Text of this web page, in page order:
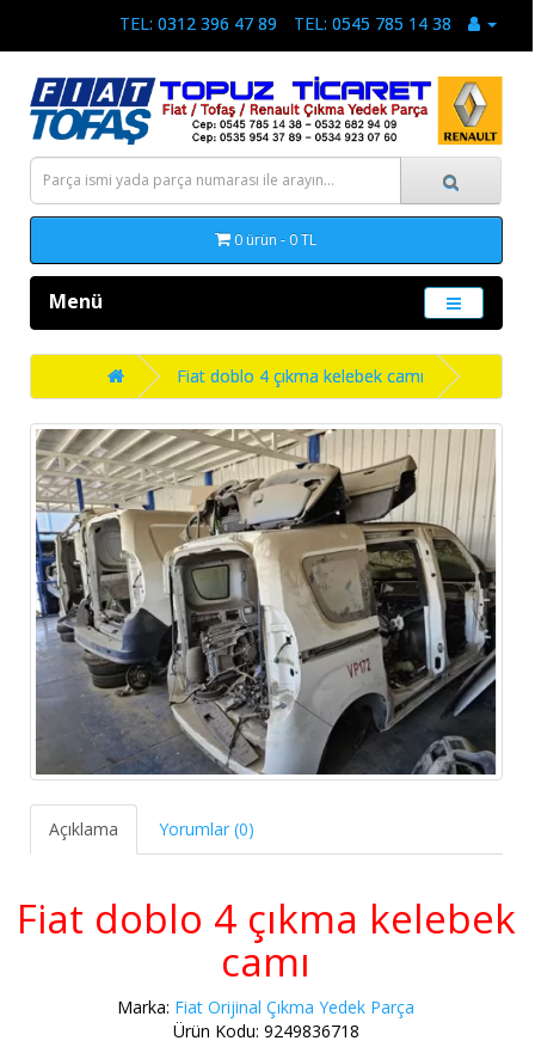
TEL: 0312 396 47 89 TEL: 0545 785 14 38
0 ürün - 0 TL
Menü
Fiat doblo 4 çıkma kelebek camı
Açıklama Yorumlar (0)
Fiat doblo 4 çıkma kelebek
camı
Marka: Fiat Orijinal Çıkma Yedek Parça
Ürün Kodu: 9249836718